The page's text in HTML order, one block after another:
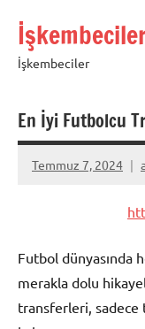
İşkembeciler
En İyi Futbolcu
Temmuz 7, 2024
Futbol dünyasında
merakla dolu
transferleri, sadece